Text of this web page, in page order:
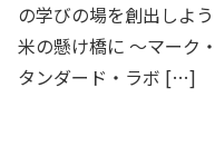
の学びの場を創出しよ
米の懸け橋に 〜マーク
タンダード・ラボ […]